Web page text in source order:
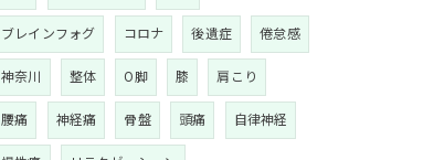
ブレインフォグ コロナ 後遺症 倦怠感
神奈川 整体 O脚 膝 肩こり
腰痛 神経痛 骨盤 頭痛 自律神経